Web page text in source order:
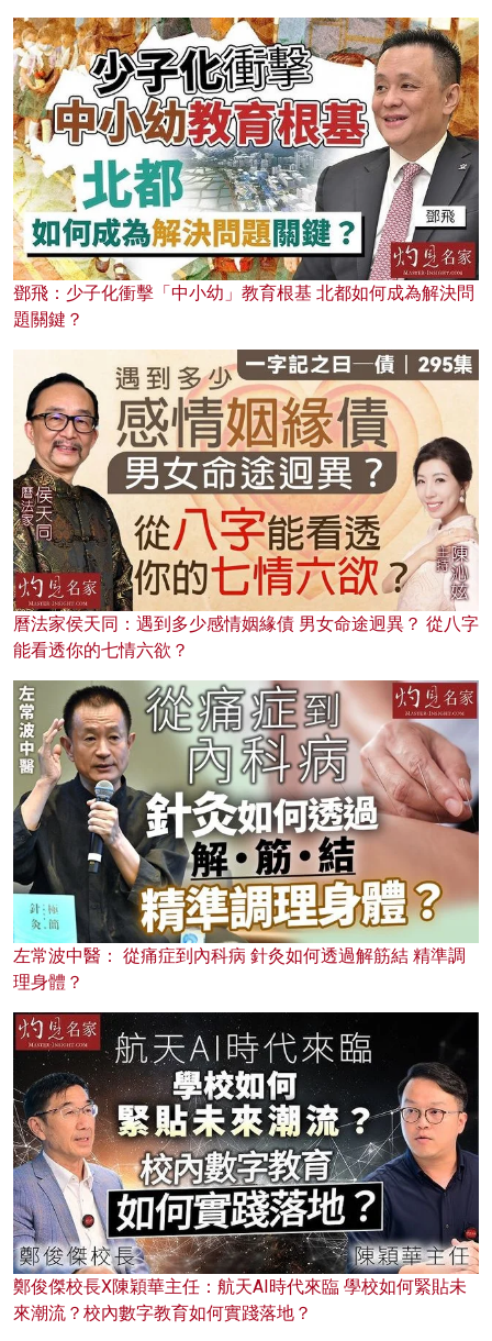
鄧飛：少子化衝擊「中小幼」教育根基 北都如何成為解決問
題關鍵？
曆法家侯天同：遇到多少感情姻緣債 男女命途迥異？ 從八字
能看透你的七情六欲？
左常波中醫： 從痛症到內科病 針灸如何透過解筋結 精準調
理身體？
鄭俊傑校長X陳穎華主任：航天AI時代來臨 學校如何緊貼未
來潮流？校內數字教育如何實踐落地？